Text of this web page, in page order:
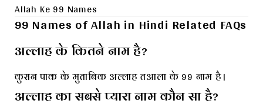
Allah Ke 99 Names
99 Names of Allah in Hindi Related FAQs
अल्लाह के कितने नाम है?
कुरान पाक के मुताबिक अल्लाह तआला के 99 नाम है।
अल्लाह का सबसे प्यारा नाम कौन सा है?